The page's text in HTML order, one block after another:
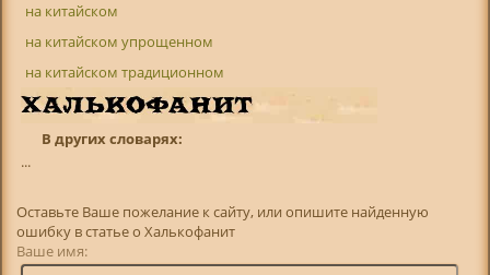
на китайском
на китайском упрощенном
на китайском традиционном
В других словарях:
...
Оставьте Ваше пожелание к сайту, или опишите найденную
ошибку в статье о Халькофанит
Ваше имя: